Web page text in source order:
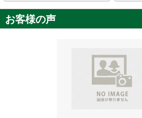
お客様の声